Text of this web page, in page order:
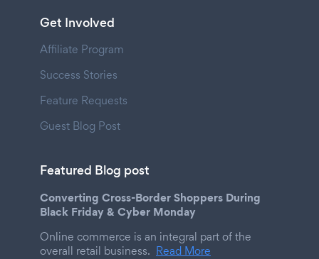
Get Involved
Affiliate Program
Success Stories
Feature Requests
Guest Blog Post
Featured Blog post
Converting Cross-Border Shoppers During
Black Friday & Cyber Monday
Online commerce is an integral part of the
overall retail business. Read More